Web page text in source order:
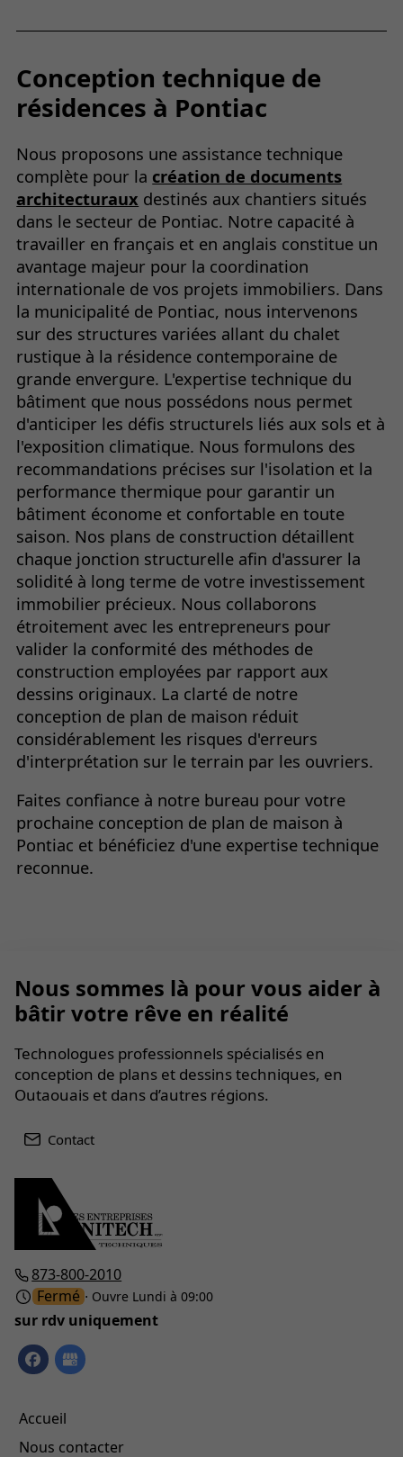
Conception technique de
résidences à Pontiac
Nous proposons une assistance technique
complète pour la création de documents
architecturaux destinés aux chantiers situés
dans le secteur de Pontiac. Notre capacité à
travailler en français et en anglais constitue un
avantage majeur pour la coordination
internationale de vos projets immobiliers. Dans
la municipalité de Pontiac, nous intervenons
sur des structures variées allant du chalet
rustique à la résidence contemporaine de
grande envergure. L'expertise technique du
bâtiment que nous possédons nous permet
d'anticiper les défis structurels liés aux sols et à
l'exposition climatique. Nous formulons des
recommandations précises sur l'isolation et la
performance thermique pour garantir un
bâtiment économe et confortable en toute
saison. Nos plans de construction détaillent
chaque jonction structurelle afin d'assurer la
solidité à long terme de votre investissement
immobilier précieux. Nous collaborons
étroitement avec les entrepreneurs pour
valider la conformité des méthodes de
construction employées par rapport aux
dessins originaux. La clarté de notre
conception de plan de maison réduit
considérablement les risques d'erreurs
d'interprétation sur le terrain par les ouvriers.
Faites confiance à notre bureau pour votre
prochaine conception de plan de maison à
Pontiac et bénéficiez d'une expertise technique
reconnue.
873-800-2010
Fermé ⋅ Ouvre Lundi à 09:00
sur rdv uniquement
Accueil
Nous contacter
Nous sommes là pour vous aider à
bâtir votre rêve en réalité
Technologues professionnels spécialisés en
conception de plans et dessins techniques, en
Outaouais et dans d’autres régions.
Contact